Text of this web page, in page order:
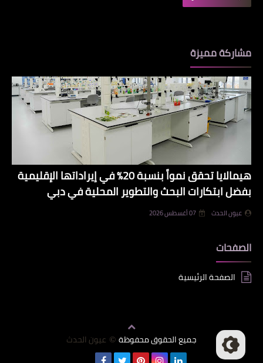
مشاركة مميزة
هيمالايا تحقق نمواً بنسبة 20% في إيراداتها الإقليمية
بفضل ابتكارات البحث والتطوير المحلية في دبي
عيون الحدث 07 أغسطس 2026
الصفحات
الصفحة الرئيسية
جميع الحقوق محفوظة © عيون الحدث